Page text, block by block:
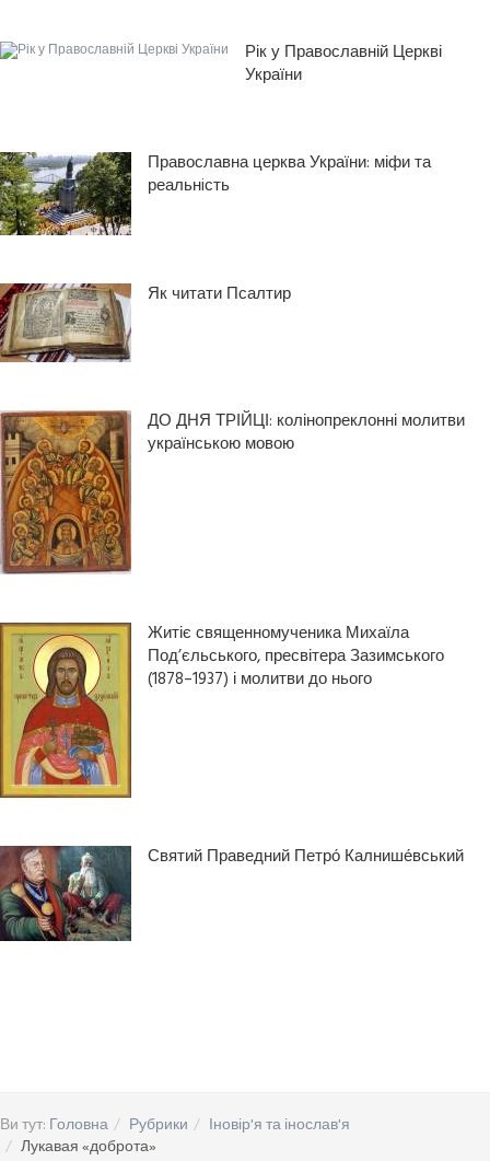
Рік у Православній Церкві
України
Православна церква України: міфи та
реальнiсть
Як читати Псалтир
ДО ДНЯ ТРІЙЦІ: колінопреклонні молитви
українською мовою
Житіє священномученика Михаїла
Под’єльського, пресвітера Зазимського
(1878–1937) і молитви до нього
Святий Праведний Петро́ Калнише́вський
Ви тут: Головна Рубрики
Іновір'я та інослав'я
Лукавая «доброта»